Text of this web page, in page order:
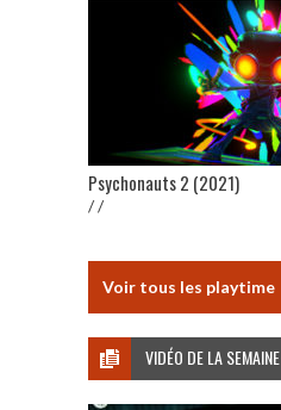
Psychonauts 2 (2021)
/ /
Voir tous les playtime
VIDÉO DE LA SEMAINE